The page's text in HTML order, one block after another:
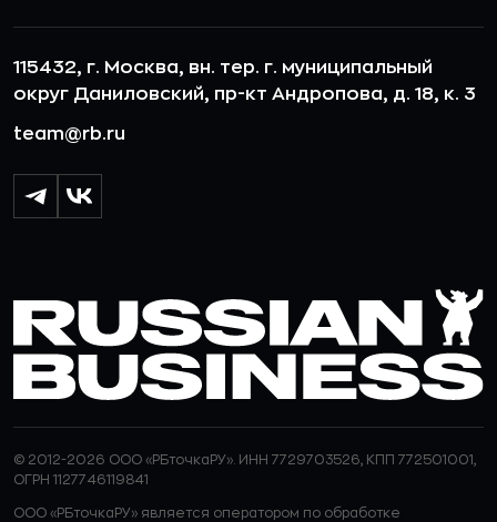
115432, г. Москва, вн. тер. г. муниципальный
округ Даниловский, пр-кт Андропова, д. 18, к. 3
team@rb.ru
© 2012-2026 ООО «РБточкаРУ». ИНН 7729703526, КПП 772501001,
ОГРН 1127746119841
ООО «РБточкаРУ» является оператором по обработке